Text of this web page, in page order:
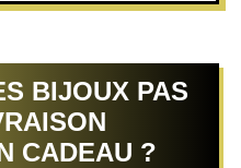
BIJOUX PAS
CADEAU ?